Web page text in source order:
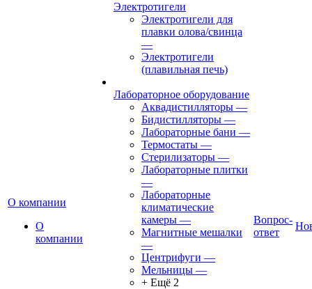
О компании
О
компании
Электротигели
Электротигели для
плавки олова/свинца
—
Электротигели
(плавильная печь)
Лабораторное оборудование
Аквадистилляторы —
Бидистилляторы —
Лабораторные бани —
Термостаты —
Стерилизаторы —
Лабораторные плитки
—
Лабораторные
климатические
камеры —
Магнитные мешалки
—
Центрифуги —
Мельницы —
+ Ещё 2
Вопрос-
ответ